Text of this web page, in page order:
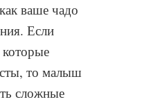
ваше чадо
Если
то малыш
сложные